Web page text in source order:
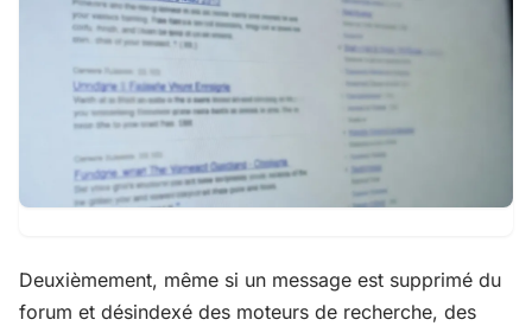
Deuxièmement, même si un message est supprimé du
forum et désindexé des moteurs de recherche, des